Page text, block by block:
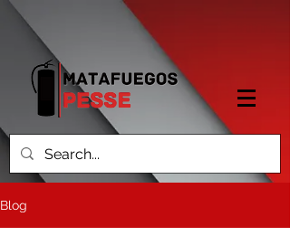
Blog